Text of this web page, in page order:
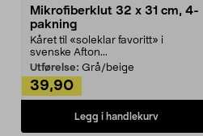
Mikrofiberklut 32 x 31 cm, 4-
pakning
Kåret til «soleklar favoritt» i
svenske Afton...
Utførelse: Grå/beige
39,90
Legg i handlekurv